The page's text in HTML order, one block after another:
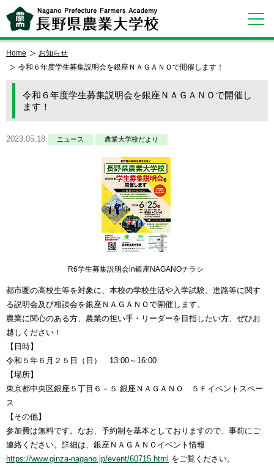
Home
お知らせ
令和６年度学生募集説明会を銀座ＮＡＧＡＮＯで開催します！
令和６年度学生募集説明会を銀座ＮＡＧＡＮＯで開催し
ます！
2023.05.18 ニュース 農業大学校だより
R6学生募集説明会in銀座NAGANOチラシ
都市圏の高校生等を対象に、本校の学校生活や入学試験、進路等に関す
る説明会及び相談会を銀座ＮＡＧＡＮＯで開催します。
農業に関心のある方、農業の担い手・リーダーを目指したい方、ぜひお
越しください！
【日時】
令和５年６月２５日（日） 13:00～16:00
【場所】
東京都中央区銀座５丁目６－５ 銀座ＮＡＧＡＮＯ
５Ｆイベントスペー
ス
【その他】
参加費は無料です。なお、予約制を基本としておりますので、事前にご
連絡ください。詳細は、銀座ＮＡＧＡＮＯイベント情報
https://www.ginza-nagano.jp/event/60715.html をご覧ください。